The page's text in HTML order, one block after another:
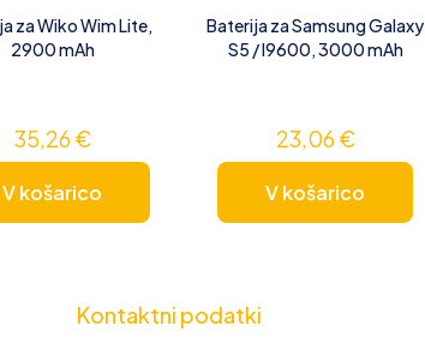
za Wiko Wim Lite,
2900 mAh
35,26€
V košarico
Baterija za Samsung Galaxy
S5 / I9600, 3000 mAh
23,06€
V košarico
Kontaktni podatki